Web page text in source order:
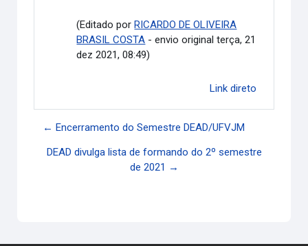
(Editado porRICARDO DE OLIVEIRA
BRASIL COSTA - envio original terça, 21
dez 2021, 08:49)
Link direto
← Encerramento do Semestre DEAD/UFVJM
DEAD divulga lista de formando do 2º semestre
de 2021 →